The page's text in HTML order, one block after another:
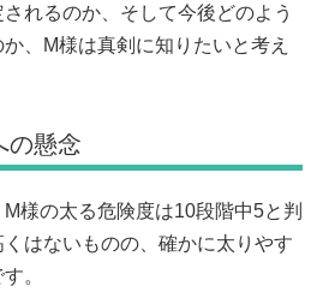
れるのか、そして今後どのよう
、M様は真剣に知りたいと考え
の懸念
様の太る危険度は10段階中5と判
はないものの、確かに太りやす
。